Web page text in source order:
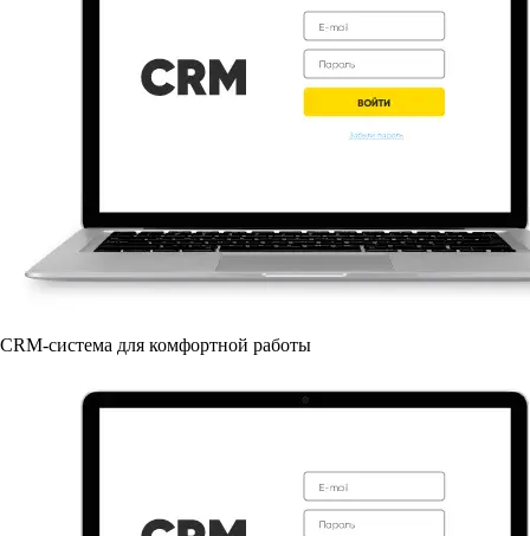
CRM-система для комфортной работы